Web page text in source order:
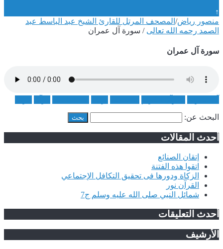
↑
منصور رياض/ المصحف المرتل للقارئ الشيخ عبد الباسط عبد
الصمد رحمه الله تعالى / سورة آل عمران
سورة آل عمران
البحث عن:
أحدث المقالات
إتقان الصنائع
اتقوا هذه الفتنة
الزكاة ودورها فى تحقيق التكافل الإجتماعي
القرآن نور
شمائل النبي صلى الله عليه وسلم ج7
أحدث التعليقات
الأرشيف